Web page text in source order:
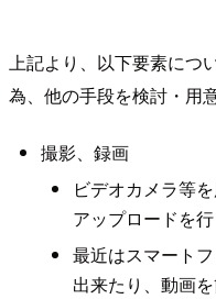
上記より、以下要素につ
為、他の手段を検討・用
撮影、録画
ビデオカメラ等
アップロードを
最近はスマート
出来たり、動画